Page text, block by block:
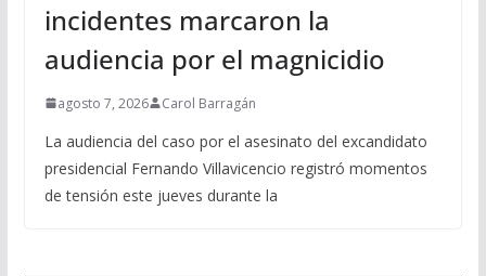
incidentes marcaron la
audiencia por el magnicidio
agosto 7, 2026 Carol Barragán
La audiencia del caso por el asesinato del excandidato
presidencial Fernando Villavicencio registró momentos
de tensión este jueves durante la